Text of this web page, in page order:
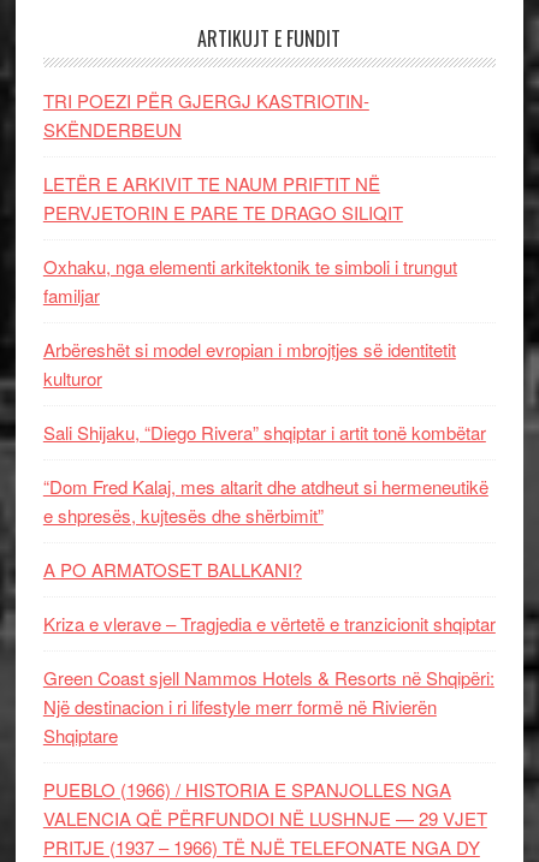
ARTIKUJT E FUNDIT
TRI POEZI PËR GJERGJ KASTRIOTIN-
SKËNDERBEUN
LETËR E ARKIVIT TE NAUM PRIFTIT NË
PERVJETORIN E PARE TE DRAGO SILIQIT
Oxhaku, nga elementi arkitektonik te simboli i trungut
familjar
Arbëreshët si model evropian i mbrojtjes së identitetit
kulturor
Sali Shijaku, “Diego Rivera” shqiptar i artit tonë kombëtar
“Dom Fred Kalaj, mes altarit dhe atdheut si hermeneutikë
e shpresës, kujtesës dhe shërbimit”
A PO ARMATOSET BALLKANI?
Kriza e vlerave – Tragjedia e vërtetë e tranzicionit shqiptar
Green Coast sjell Nammos Hotels & Resorts në Shqipëri:
Një destinacion i ri lifestyle merr formë në Rivierën
Shqiptare
PUEBLO (1966) / HISTORIA E SPANJOLLES NGA
VALENCIA QË PËRFUNDOI NË LUSHNJE — 29 VJET
PRITJE (1937 – 1966) TË NJË TELEFONATE NGA DY